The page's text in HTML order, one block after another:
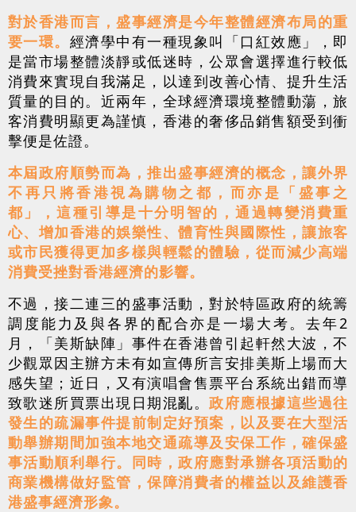
對於香港而言，盛事經濟是今年整體經濟布局的重
要一環。 經濟學中有一種現象叫「口紅效應」，即
是當市場整體淡靜或低迷時，公眾會選擇進行較低
消費來實現自我滿足，以達到改善心情、提升生活
質量的目的。近兩年，全球經濟環境整體動蕩，旅
客消費明顯更為謹慎，香港的奢侈品銷售額受到衝
擊便是佐證。
本屆政府順勢而為，推出盛事經濟的概念，讓外界
不再只將香港視為購物之都，而亦是「盛事之
都」，這種引導是十分明智的，通過轉變消費重
心、增加香港的娛樂性、體育性與國際性，讓旅客
或市民獲得更加多樣與輕鬆的體驗，從而減少高端
消費受挫對香港經濟的影響。
不過，接二連三的盛事活動，對於特區政府的統籌
調度能力及與各界的配合亦是一場大考。去年2
月，「美斯缺陣」事件在香港曾引起軒然大波，不
少觀眾因主辦方未有如宣傳所言安排美斯上場而大
感失望；近日，又有演唱會售票平台系統出錯而導
致歌迷所買票出現日期混亂。政府應根據這些過往
發生的疏漏事件提前制定好預案，以及要在大型活
動舉辦期間加強本地交通疏導及安保工作，確保盛
事活動順利舉行。同時，政府應對承辦各項活動的
商業機構做好監管，保障消費者的權益以及維護香
港盛事經濟形象。